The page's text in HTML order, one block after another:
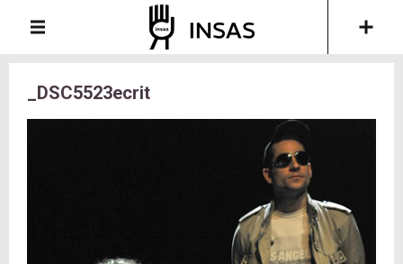
_DSC5523ecrit